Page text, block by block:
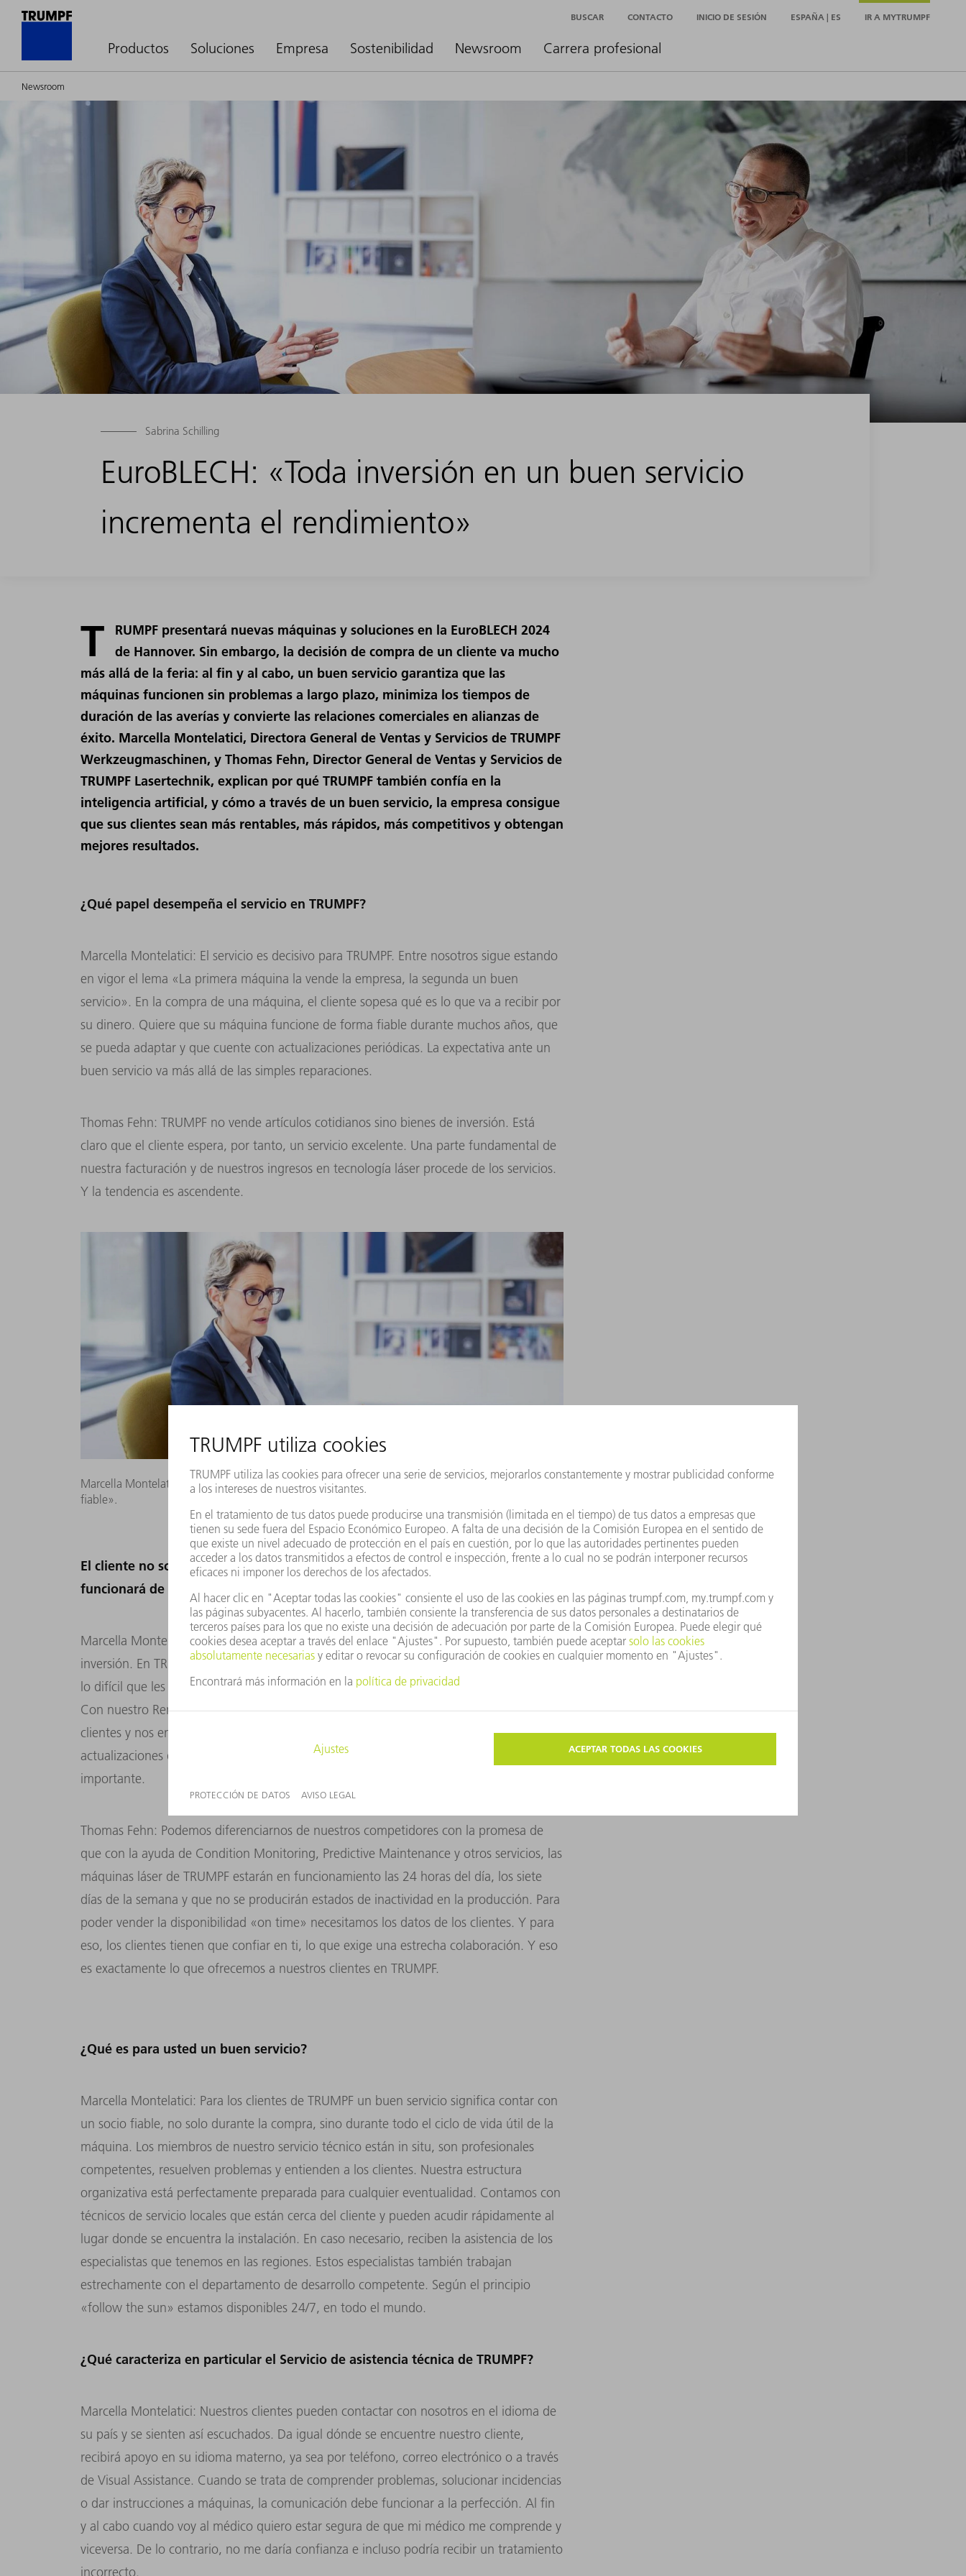
Productos Soluciones Empresa Sostenibilidad Newsroom Carrera profesional
BUSCAR CONTACTO INICIO DE SESIÓN ESPAÑA | ES IR A MYTRUMPF
Newsroom
Sabrina Schilling
EuroBLECH: «Toda inversión en un buen servicio
incrementa el rendimiento»
T
RUMPF presentará nuevas máquinas y soluciones en la EuroBLECH 2024
de Hannover. Sin embargo, la decisión de compra de un cliente va mucho
más allá de la feria: al fin y al cabo, un buen servicio garantiza que las
máquinas funcionen sin problemas a largo plazo, minimiza los tiempos de
duración de las averías y convierte las relaciones comerciales en alianzas de
éxito. Marcella Montelatici, Directora General de Ventas y Servicios de TRUMPF
Werkzeugmaschinen, y Thomas Fehn, Director General de Ventas y Servicios de
TRUMPF Lasertechnik, explican por qué TRUMPF también confía en la
inteligencia artificial, y cómo a través de un buen servicio, la empresa consigue
que sus clientes sean más rentables, más rápidos, más competitivos y obtengan
mejores resultados.
¿Qué papel desempeña el servicio en TRUMPF?
Marcella Montelatici: El servicio es decisivo para TRUMPF. Entre nosotros sigue estando
en vigor el lema «La primera máquina la vende la empresa, la segunda un buen
servicio». En la compra de una máquina, el cliente sopesa qué es lo que va a recibir por
su dinero. Quiere que su máquina funcione de forma fiable durante muchos años, que
se pueda adaptar y que cuente con actualizaciones periódicas. La expectativa ante un
buen servicio va más allá de las simples reparaciones.
Thomas Fehn: TRUMPF no vende artículos cotidianos sino bienes de inversión. Está
claro que el cliente espera, por tanto, un servicio excelente. Una parte fundamental de
nuestra facturación y de nuestros ingresos en tecnología láser procede de los servicios.
Y la tendencia es ascendente.
Marcella Montelatici: «Para los clientes de TRUMPF un buen servicio significa contar con un socio
fiable».
El cliente no solo compra un producto, sino también la promesa de que
funcionará de forma duradera...
Marcella Montelatici: Exactamente. Una máquina sin un buen servicio no es una buena
inversión. En TRUMPF resolvemos los problemas de nuestros clientes. También sabemos
lo difícil que les resulta a la mayoría conseguir operarios cualificados y conservarlos.
Con nuestro Remote Control Center digital nos conectamos a las máquinas de nuestros
clientes y nos encargamos de un gran número de tareas. También realizamos las
actualizaciones de seguridad de forma remota, algo que cada vez resulta más
importante.
Thomas Fehn: Podemos diferenciarnos de nuestros competidores con la promesa de
que con la ayuda de Condition Monitoring, Predictive Maintenance y otros servicios, las
máquinas láser de TRUMPF estarán en funcionamiento las 24 horas del día, los siete
días de la semana y que no se producirán estados de inactividad en la producción. Para
poder vender la disponibilidad «on time» necesitamos los datos de los clientes. Y para
eso, los clientes tienen que confiar en ti, lo que exige una estrecha colaboración. Y eso
es exactamente lo que ofrecemos a nuestros clientes en TRUMPF.
¿Qué es para usted un buen servicio?
Marcella Montelatici: Para los clientes de TRUMPF un buen servicio significa contar con
un socio fiable, no solo durante la compra, sino durante todo el ciclo de vida útil de la
máquina. Los miembros de nuestro servicio técnico están in situ, son profesionales
competentes, resuelven problemas y entienden a los clientes. Nuestra estructura
organizativa está perfectamente preparada para cualquier eventualidad. Contamos con
técnicos de servicio locales que están cerca del cliente y pueden acudir rápidamente al
lugar donde se encuentra la instalación. En caso necesario, reciben la asistencia de los
especialistas que tenemos en las regiones. Estos especialistas también trabajan
estrechamente con el departamento de desarrollo competente. Según el principio
«follow the sun» estamos disponibles 24/7, en todo el mundo.
¿Qué caracteriza en particular el Servicio de asistencia técnica de TRUMPF?
Marcella Montelatici: Nuestros clientes pueden contactar con nosotros en el idioma de
su país y se sienten así escuchados. Da igual dónde se encuentre nuestro cliente,
recibirá apoyo en su idioma materno, ya sea por teléfono, correo electrónico o a través
de Visual Assistance. Cuando se trata de comprender problemas, solucionar incidencias
o dar instrucciones a máquinas, la comunicación debe funcionar a la perfección. Al fin
y al cabo cuando voy al médico quiero estar segura de que mi médico me comprende y
viceversa. De lo contrario, no me daría confianza e incluso podría recibir un tratamiento
incorrecto.